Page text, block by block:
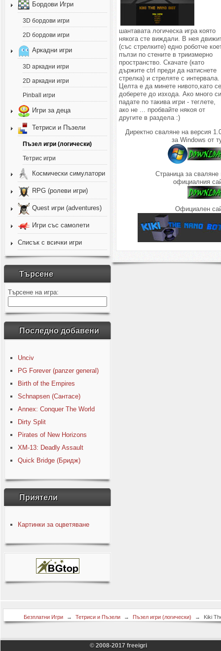
Бордови Игри
3D бордови игри
2D бордови игри
Аркадни игри
3D аркадни игри
2D аркадни игри
Pinball игри
Игри за деца
Тетриси и Пъзели
Пъзел игри (логически)
Тетрис игри
Космически симулатори
RPG (ролеви игри)
Quest игри (adventures)
Игри със самолети
Списък с всички игри
Търсене
Търсене на игра:
Последно добавени
Unciv
PG Forever (panzer general)
Birth of the Empires
Schnapsen (Сантасе)
Annex: Conquer The World
Dirty Split
Pirates of New Horizons
XM-13: Deadly Assault
Quick Bridge (Бридж)
Приятели
Картинки за оцветяване
шантавата логическа игра която
някога сте виждали. В нея
(със стрелките) едно роботче
пълзи по стените в триизмерно
пространство. Скачате (като
държите ctrl преди да натиснете
стрелка) и стреляте с интервала.
Целта е да минете нивото,като
доберете до изхода. Ако много
падате по такива игри - теглете,
ако не ... пробвайте някоя от
другите в раздела :)
Директно сваляне на версия
за Windows от
Страница за сваляне
официалния
Официален
Безплатни Игри → Тетриси и Пъзели → Пъзел игри (логически) →
Kiki
Nanobot
© 2008-2017 freeigri